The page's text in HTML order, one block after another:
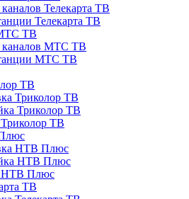
Телекарта ТВ
Телекарта ТВ
ТВ
каналов МТС ТВ
МТС ТВ
ТВ
Триколор ТВ
Триколор ТВ
ТВ
НТВ Плюс
НТВ Плюс
НТВ Плюс
ТВ